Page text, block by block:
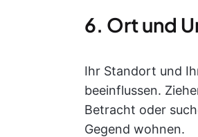
6. Ort und
Ihr Standort und
beeinflussen.
Betracht oder
Gegend wohnen.